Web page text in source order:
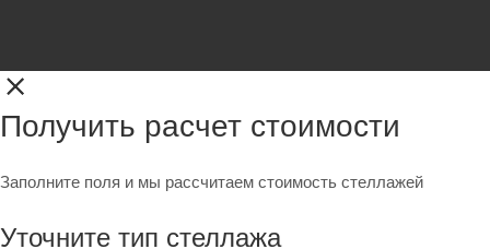
Получить расчет стоимости
Заполните поля и мы рассчитаем стоимость стеллажей
Уточните тип стеллажа